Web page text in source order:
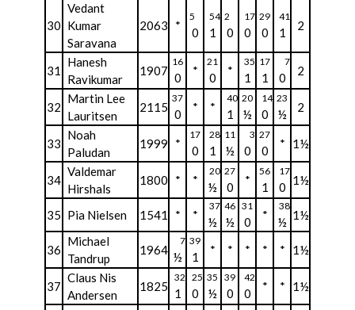
30
Vedant
Kumar
Saravana
2063 *
5
0
54
1
2
0
17
0
29
0
41
1 2
31
Hanesh
Ravikumar
1907
16
0 *
21
0 *
35
1
17
1
7
0 2
32
Martin Lee
Lauritsen
2115
37
0 * *
40
1
20
½
14
0
23
½ 2
33
Noah
Paludan
1999 *
17
0
28
1
11
½
3
0
27
0 * 1½
34
Valdemar
Hirshals
1800 * *
20
½
27
0 *
56
1
17
0 1½
35 Pia Nielsen 1541 * *
37
½
46
½
31
0 *
38
½ 1½
36
Michael
Tandrup
1964
7
½
39
1 * * * * * 1½
37
Claus Nis
Andersen
1825
32
1
25
0
35
½
39
0
42
0 * *
1½